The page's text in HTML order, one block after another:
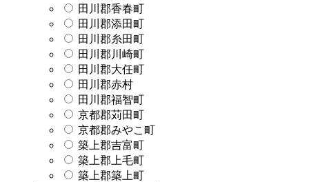
田川郡香春町
田川郡添田町
田川郡糸田町
田川郡川崎町
田川郡大任町
田川郡赤村
田川郡福智町
京都郡苅田町
京都郡みやこ町
築上郡吉富町
築上郡上毛町
築上郡築上町